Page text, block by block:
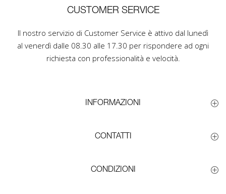
CUSTOMER SERVICE
Il nostro servizio di Customer Service è attivo dal lunedì
al venerdì dalle 08.30 alle 17.30 per rispondere ad ogni
richiesta con professionalità e velocità.
INFORMAZIONI
CONTATTI
CONDIZIONI